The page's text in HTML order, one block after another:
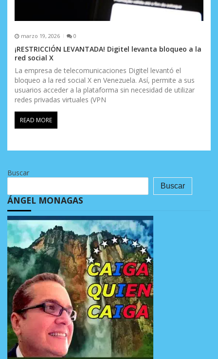
marzo 19, 2026 0
¡RESTRICCIÓN LEVANTADA! Digitel levanta bloqueo a la
red social X
La empresa de telecomunicaciones Digitel levantó el
bloqueo a la red social X en Venezuela. Así, permite a sus
usuarios acceder a la plataforma sin necesidad de utilizar
redes privadas virtuales (VPN
READ MORE
Buscar
Buscar
ÁNGEL MONAGAS